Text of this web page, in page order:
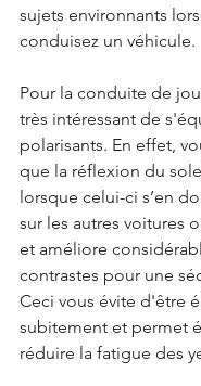
sujets environnants
conduisez un véhicule.
Pour la conduite de
très intéressant de
polarisants. En effet,
que la réflexion du
lorsque celui-ci s’en
sur les autres voitures
et améliore
contrastes pour une
Ceci vous évite d'être
subitement et permet
réduire la fatigue des